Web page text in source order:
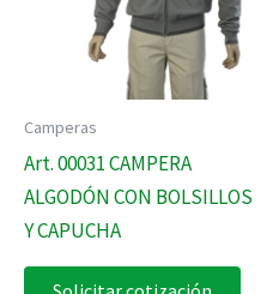
Camperas
Art. 00031 CAMPERA
ALGODÓN CON BOLSILLOS
Y CAPUCHA